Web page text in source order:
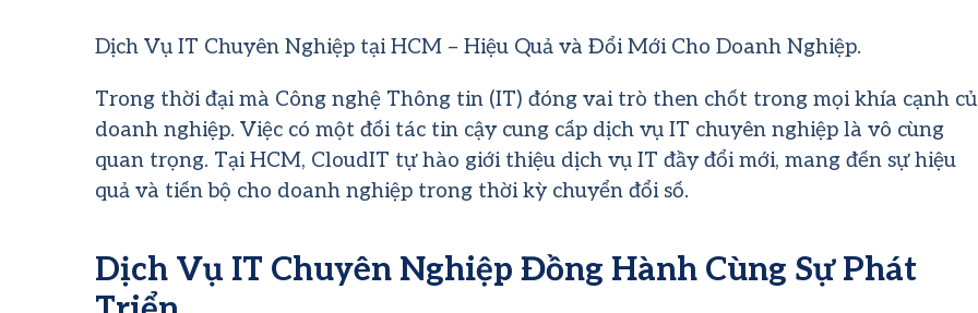
Dịch Vụ IT Chuyên Nghiệp tại HCM – Hiệu Quả và Đổi Mới Cho Doanh Nghiệp.
Trong thời đại mà Công nghệ Thông tin (IT) đóng vai trò then chốt trong mọi khía cạnh
doanh nghiệp. Việc có một đối tác tin cậy cung cấp dịch vụ IT chuyên nghiệp là vô cùng
quan trọng. Tại HCM, CloudIT tự hào giới thiệu dịch vụ IT đầy đổi mới, mang đến sự hiệu
quả và tiến bộ cho doanh nghiệp trong thời kỳ chuyển đổi số.
Dịch Vụ IT Chuyên Nghiệp Đồng Hành Cùng Sự Phát